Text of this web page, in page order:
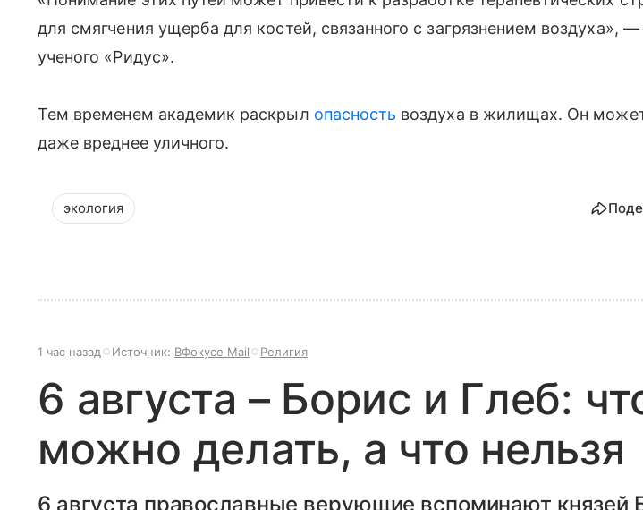
для смягчения ущерба для костей, связанного с загрязнением воздуха», —
ученого «Ридус».
Тем временем академик раскрыл опасность воздуха в жилищах. Он
даже вреднее уличного.
экология
1 час назад Источник: ВФокусе Mail Религия
6 августа – Борис и Глеб:
можно делать, а что нельзя
6 августа православные верующие вспоминают князей